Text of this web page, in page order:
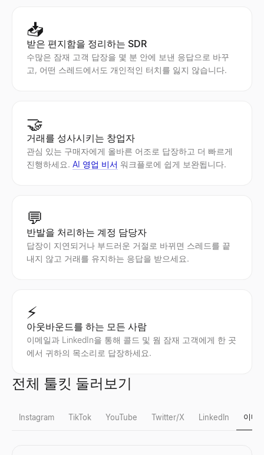
📥
받은 편지함을 정리하는 SDR
수많은 잠재 고객 답장을 몇 분 안에 보낸 응답으로 바꾸
고, 어떤 스레드에서도 개인적인 터치를 잃지 않습니다.
🤝
거래를 성사시키는 창업자
관심 있는 구매자에게 올바른 어조로 답장하고 더 빠르게
진행하세요. AI 영업 비서 워크플로에 쉽게 보완됩니다.
💬
반발을 처리하는 계정 담당자
답장이 지연되거나 부드러운 거절로 바뀌면 스레드를 끝
내지 않고 거래를 유지하는 응답을 받으세요.
⚡
아웃바운드를 하는 모든 사람
이메일과 LinkedIn을 통해 콜드 및 웜 잠재 고객에게 한 곳
에서 귀하의 목소리로 답장하세요.
전체 툴킷 둘러보기
Instagram TikTok YouTube Twitter/X LinkedIn 이메